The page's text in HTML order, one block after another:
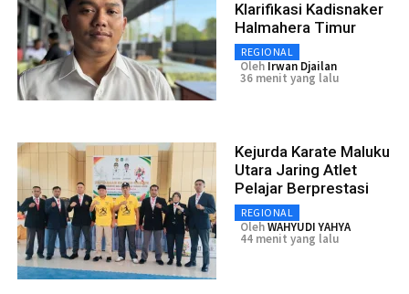
Klarifikasi Kadisnaker
Halmahera Timur
REGIONAL
Oleh Irwan Djailan
36 menit yang lalu
Kejurda Karate Maluku
Utara Jaring Atlet
Pelajar Berprestasi
REGIONAL
OlehWAHYUDI YAHYA
44 menit yang lalu